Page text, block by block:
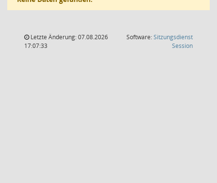
Letzte Änderung: 07.08.2026
17:07:33
Software:Sitzungsdienst
Session(Wird in